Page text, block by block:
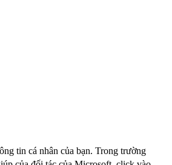
tin cá nhân của bạn. Trong trường